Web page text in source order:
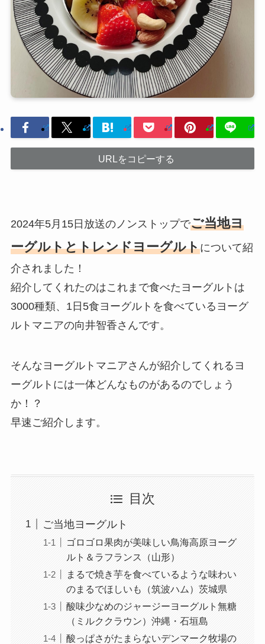
URLをコピーする
2024年5月15日放送のノンストップでご当地ヨ
ーグルトとトレンドヨーグルトについて紹
介されました！
紹介してくれたのはこれまで食べたヨーグルトは
3000種類、1日5食ヨーグルトを食べているヨーグ
ルトマニアの向井智香さんです。
そんなヨーグルトマニアさんが紹介してくれるヨ
ーグルトには一体どんなものがあるのでしょう
か！？
早速ご紹介します。
目次
ご当地ヨーグルト
ゴロゴロ果肉が美味しい鳥海高原ヨーグ
ルト＆ラフランス（山形）
まるで焼き芋を食べているような味わい
のまるでほしいも（筑波ハム）茨城県
酸味少なめのジャージーヨーグルト無糖
（ミルククラウン）沖縄・石垣島
酸っぱさがたまらないデンマーク牧場の